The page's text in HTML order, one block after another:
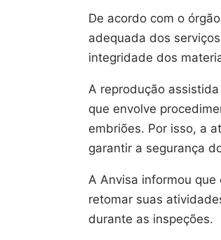
De acordo com o
adequada dos
integridade dos
A reprodução
que envolve
embriões. Por isso, a
garantir a segurança
A Anvisa informou
retomar suas
durante as inspeções.